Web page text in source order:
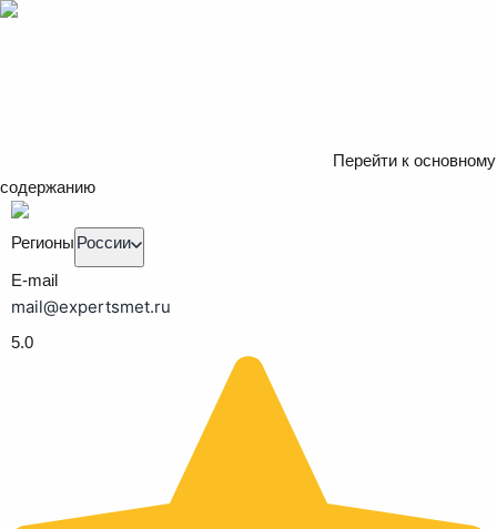
Перейти к основному
содержанию
Регионы России
E-mail
mail@expertsmet.ru
5.0